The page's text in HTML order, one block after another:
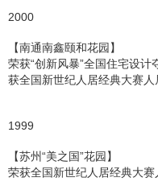
2000
【南通南鑫颐和花园】
荣获“创新风暴”全国住宅设
获全国新世纪人居经典大赛
1999
【苏州“美之国”花园】
荣获全国新世纪人居经典大